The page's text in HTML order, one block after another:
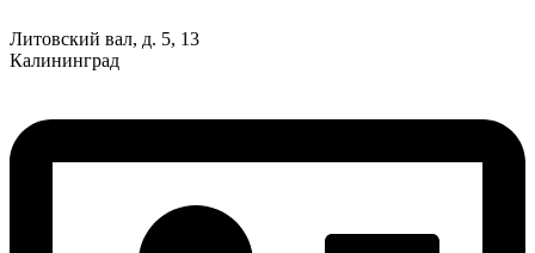
Литовский вал, д. 5, 13
Калининград